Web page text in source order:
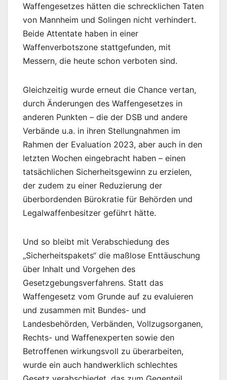
Waffengesetzes hätten die schrecklichen Taten
von Mannheim und Solingen nicht verhindert.
Beide Attentate haben in einer
Waffenverbotszone stattgefunden, mit
Messern, die heute schon verboten sind.
Gleichzeitig wurde erneut die Chance vertan,
durch Änderungen des Waffengesetzes in
anderen Punkten – die der DSB und andere
Verbände u.a. in ihren Stellungnahmen im
Rahmen der Evaluation 2023, aber auch in den
letzten Wochen eingebracht haben – einen
tatsächlichen Sicherheitsgewinn zu erzielen,
der zudem zu einer Reduzierung der
überbordenden Bürokratie für Behörden und
Legalwaffenbesitzer geführt hätte.
Und so bleibt mit Verabschiedung des
„Sicherheitspakets“ die maßlose Enttäuschung
über Inhalt und Vorgehen des
Gesetzgebungsverfahrens. Statt das
Waffengesetz vom Grunde auf zu evaluieren
und zusammen mit Bundes- und
Landesbehörden, Verbänden, Vollzugsorganen,
Rechts- und Waffenexperten sowie den
Betroffenen wirkungsvoll zu überarbeiten,
wurde ein auch handwerklich schlechtes